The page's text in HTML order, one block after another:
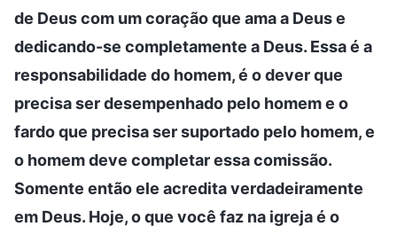
de Deus com um coração que ama a Deus e
dedicando-se completamente a Deus. Essa é a
responsabilidade do homem, é o dever que
precisa ser desempenhado pelo homem e o
fardo que precisa ser suportado pelo homem, e
o homem deve completar essa comissão.
Somente então ele acredita verdadeiramente
em Deus. Hoje, o que você faz na igreja é o